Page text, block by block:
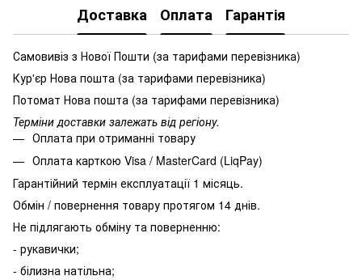
Доставка Оплата Гарантія
Самовивіз з Нової Пошти (за тарифами перевізника)
Кур'єр Нова пошта (за тарифами перевізника)
Потомат Нова пошта (за тарифами перевізника)
Терміни доставки залежать від регіону.
Оплата при отриманні товару
Оплата карткою Visa / MasterCard (LiqPay)
Гарантійний термін експлуатації 1 місяць.
Обмін / повернення товару протягом 14 днів.
Не підлягають обміну та поверненню:
- рукавички;
- білизна натільна;